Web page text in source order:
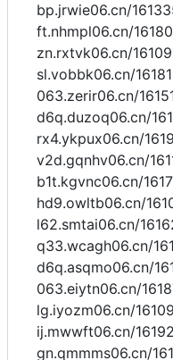
bp.jrwie06.cn/
ft.nhmpl06.cn/
zn.rxtvk06.cn/
sl.vobbk06.cn/
063.zerir06.cn/
d6q.duzoq06.cn/
rx4.ykpux06.cn/
v2d.gqnhv06.cn/
b1t.kgvnc06.cn/
hd9.owltb06.cn/
l62.smtai06.cn/
q33.wcagh06.cn/
d6q.asqmo06.cn/
063.eiytn06.cn/
lg.iyozm06.cn/
ij.mwwft06.cn/
gn.qmmms06.cn/